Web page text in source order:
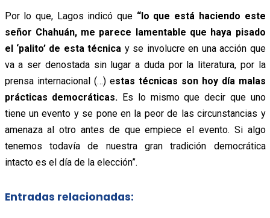
Por lo que, Lagos indicó que “lo que está haciendo este
señor Chahuán, me parece lamentable que haya pisado
el ‘palito’ de esta técnica y se involucre en una acción que
va a ser denostada sin lugar a duda por la literatura, por la
prensa internacional (…) estas técnicas son hoy día malas
prácticas democráticas. Es lo mismo que decir que uno
tiene un evento y se pone en la peor de las circunstancias y
amenaza al otro antes de que empiece el evento. Si algo
tenemos todavía de nuestra gran tradición democrática
intacto es el día de la elección”.
Entradas relacionadas: